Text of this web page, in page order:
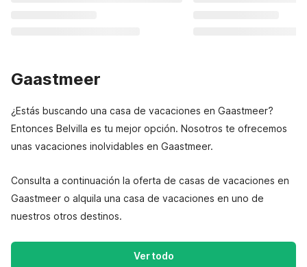
Gaastmeer
¿Estás buscando una casa de vacaciones en Gaastmeer?
Entonces Belvilla es tu mejor opción. Nosotros te ofrecemos
unas vacaciones inolvidables en Gaastmeer.
Consulta a continuación la oferta de casas de vacaciones en
Gaastmeer o alquila una casa de vacaciones en uno de
nuestros otros destinos.
Ver todo